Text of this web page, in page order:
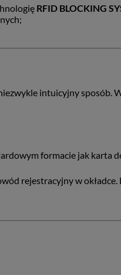
RFID BLOCKING
intuicyjny sposób.
formacie jak karta
rejestracyjny w